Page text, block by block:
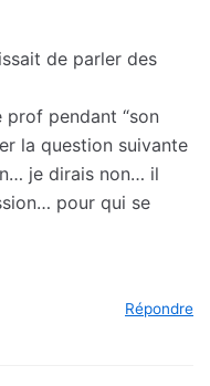
de parler des
pendant “son
la question suivante
je dirais non… il
pour qui se
Répondre